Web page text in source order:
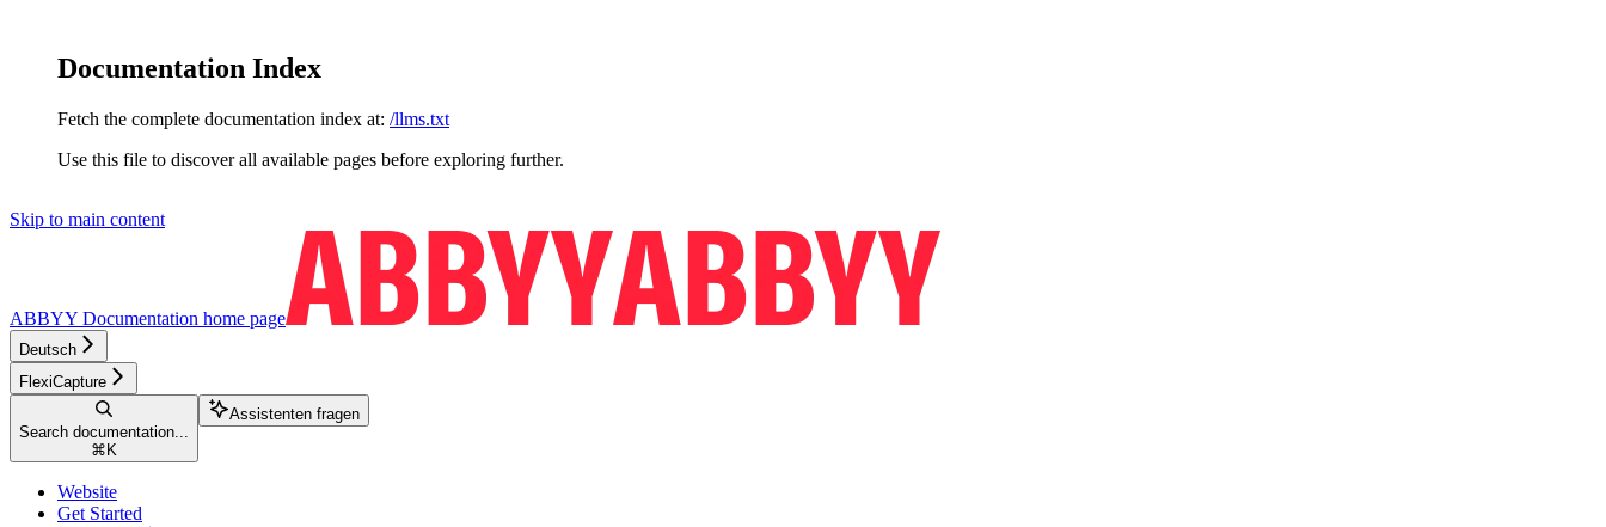
Documentation Index
Fetch the complete documentation index at: /llms.txt
Use this file to discover all available pages before exploring further.
Skip to main content
ABBYY Documentation home page
Deutsch
FlexiCapture
Search documentation...
⌘ K
Assistenten fragen
Website
Get Started